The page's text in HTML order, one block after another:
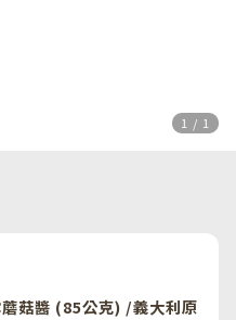
1 / 1
菇醬 (85公克) /義大利原